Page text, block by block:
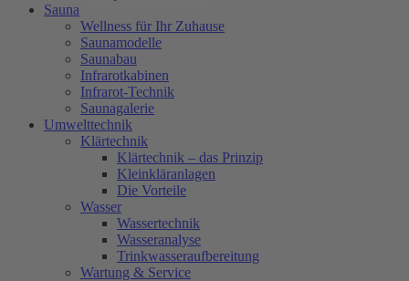
Sauna
Wellness für Ihr Zuhause
Saunamodelle
Saunabau
Infrarotkabinen
Infrarot-Technik
Saunagalerie
Umwelttechnik
Klärtechnik
Klärtechnik – das Prinzip
Kleinkläranlagen
Die Vorteile
Wasser
Wassertechnik
Wasseranalyse
Trinkwasseraufbereitung
Wartung & Service